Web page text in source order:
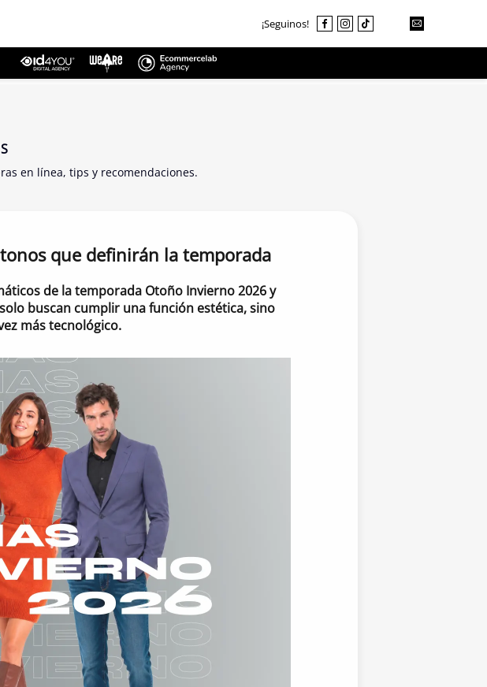
¡Seguinos!
en línea, tips y recomendaciones.
que definirán la temporada
de la temporada Otoño Invierno 2026 y
buscan cumplir una función estética, sino
más tecnológico.